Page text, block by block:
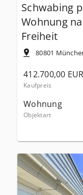
Schwabing
Wohnung
Freiheit
80801
412.700,00 EUR
Kaufpreis
Wohnung
Objektart